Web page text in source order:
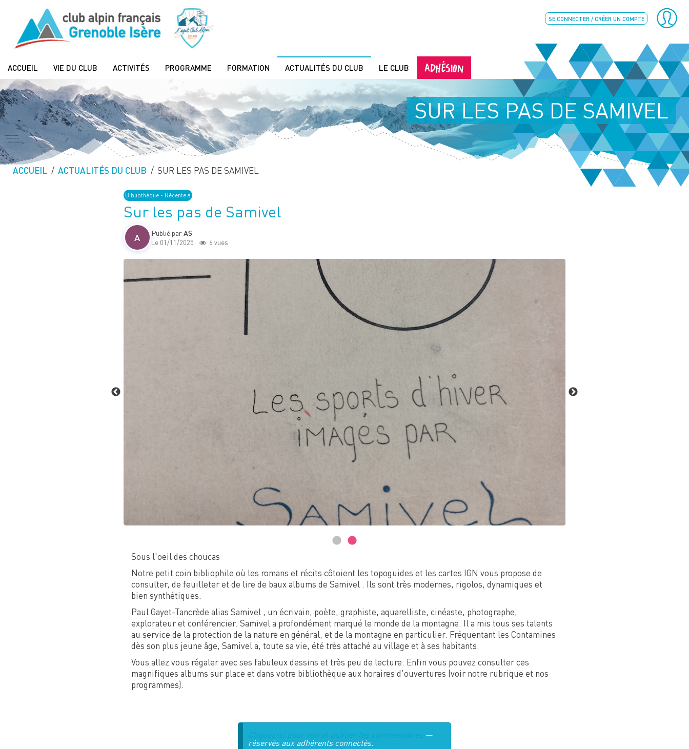
SE CONNECTER / CRÉER UN COMPTE
ACCUEIL VIE DU CLUB ACTIVITÉS PROGRAMME FORMATION ACTUALITÉS DU CLUB LE CLUB ADHÉSION
SUR LES PAS DE SAMIVEL
ACCUEIL ACTUALITÉS DU CLUB PAGE ACTUELLE :
SUR LES PAS DE SAMIVEL
Bibliothèque - Récente a
Sur les pas de Samivel
A Publié parAS
Le 01/11/2025 · 6 vues
Sous l'oeil des choucas
Notre petit coin bibliophile où les romans et récits côtoient les topoguides et les cartes IGN vous propose de
consulter, de feuilleter et de lire de baux albums de Samivel . Ils sont très modernes, rigolos, dynamiques et
bien synthétiques.
Paul Gayet-Tancrède alias Samivel , un écrivain, poète, graphiste, aquarelliste, cinéaste, photographe,
explorateur et conférencier. Samivel a profondément marqué le monde de la montagne. Il a mis tous ses talents
au service de la protection de la nature en général, et de la montagne en particulier. Fréquentant les Contamines
dès son plus jeune âge, Samivel a, toute sa vie, été très attaché au village et à ses habitants.
Vous allez vous régaler avec ses fabuleux dessins et très peu de lecture. Enfin vous pouvez consulter ces
magnifiques albums sur place et dans votre bibliothèque aux horaires d'ouvertures (voir notre rubrique et nos
programmes).
Cliquez ici pour voir et publier les commentaires —
réservés aux adhérents connectés.